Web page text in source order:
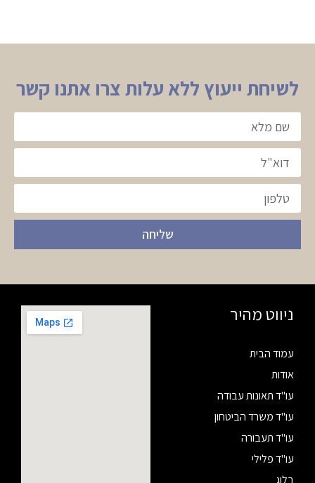
לשיחת ייעוץ ללא עלות צרו אתנו קשר
שליחה
ניווט מהיר
עמוד הבית
אודות
עו"ד תאונות עבודה
עו"ד משרד הביטחון
עו"ד תעבורה
עו"ד פלילי
בלוג